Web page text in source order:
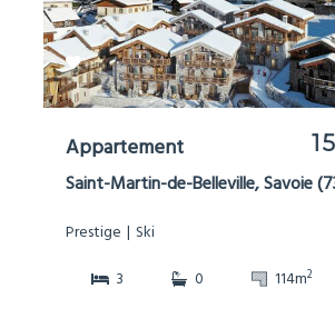
Appartement 1
Saint-Martin-de-Belleville, Savoie
Prestige
Ski
3
0 114m2